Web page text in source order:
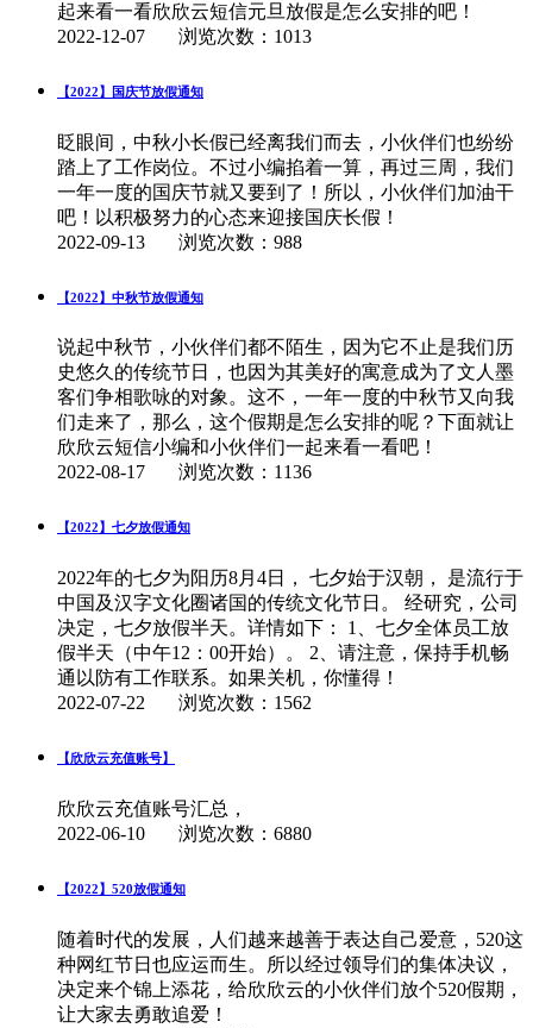
起来看一看欣欣云短信元旦放假是怎么安排的吧！
2022-12-07 浏览次数：1013
【2022】国庆节放假通知
眨眼间，中秋小长假已经离我们而去，小伙伴们也纷纷
踏上了工作岗位。不过小编掐着一算，再过三周，我们
一年一度的国庆节就又要到了！所以，小伙伴们加油干
吧！以积极努力的心态来迎接国庆长假！
2022-09-13 浏览次数：988
【2022】中秋节放假通知
说起中秋节，小伙伴们都不陌生，因为它不止是我们历
史悠久的传统节日，也因为其美好的寓意成为了文人墨
客们争相歌咏的对象。这不，一年一度的中秋节又向我
们走来了，那么，这个假期是怎么安排的呢？下面就让
欣欣云短信小编和小伙伴们一起来看一看吧！
2022-08-17 浏览次数：1136
【2022】七夕放假通知
2022年的七夕为阳历8月4日， 七夕始于汉朝， 是流行于
中国及汉字文化圈诸国的传统文化节日。 经研究，公司
决定，七夕放假半天。详情如下： 1、七夕全体员工放
假半天（中午12：00开始）。 2、请注意，保持手机畅
通以防有工作联系。如果关机，你懂得！
2022-07-22 浏览次数：1562
【欣欣云充值账号】
欣欣云充值账号汇总，
2022-06-10 浏览次数：6880
【2022】520放假通知
随着时代的发展，人们越来越善于表达自己爱意，520这
种网红节日也应运而生。所以经过领导们的集体决议，
决定来个锦上添花，给欣欣云的小伙伴们放个520假期，
让大家去勇敢追爱！